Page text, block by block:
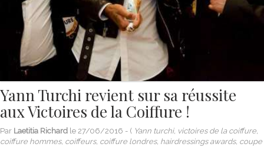
Yann Turchi revient sur sa réussite
aux Victoires de la Coiffure !
Par Laetitia Richard le 27/06/2016 - ( Yann turchi, victoires de la coiffure,
coiffure hommes, coiffeurs, coiffure londres, hairdressings awards, coupe